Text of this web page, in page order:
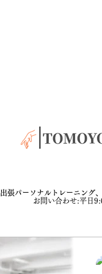
出張パーソナルトレーニング
​ お問い合わせ:平日